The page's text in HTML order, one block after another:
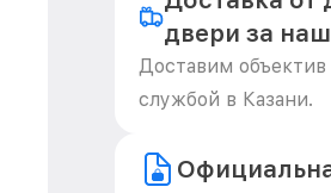
двери за
Доставим объектив
службой в Казани.